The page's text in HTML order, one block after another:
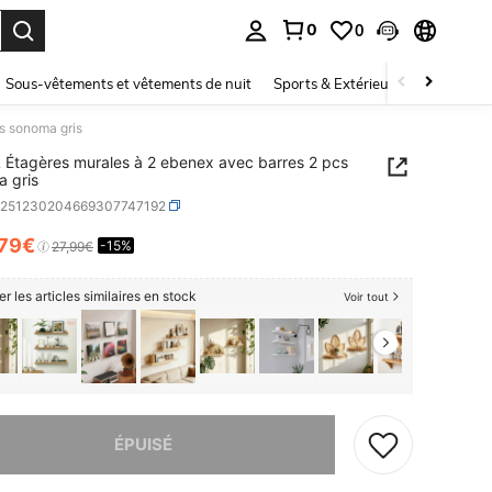
0 0
Sous-vêtements et vêtements de nuit Sports & Extérieur Enfants
sonoma gris
Étagères murales à 2 ebenex avec barres 2 pcs
gris
AND AVAILABILITY
27,99€ -15%
les articles similaires en stock Voir tout
ÉPUISÉ
ce produit est épuisé.